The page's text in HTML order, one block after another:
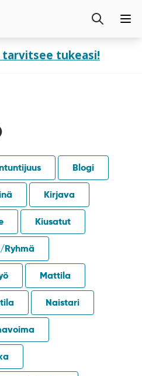
tukeasi!
Etsi
Blogi
Kirjava
Kiusatut
Ryhmä
Mattila
Naistari